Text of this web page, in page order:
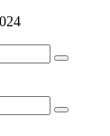
Search
Search